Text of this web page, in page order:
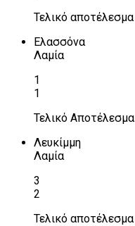
Τελικό αποτέλεσμα
Ελασσόνα
Λαμία
1
1
Τελικό Αποτέλεσμα
Λευκίμμη
Λαμία
3
2
Τελικό αποτέλεσμα